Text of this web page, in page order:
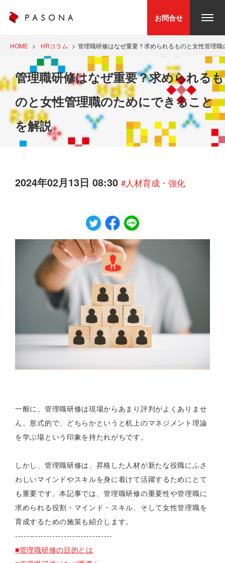
お問合せ
HOME HRコラム 管理職研修はなぜ重要？求められるものと女性管理
管理職研修はなぜ重要？求められるも
のと女性管理職のためにできること
を解説
2024年02月13日 08:30 #人材育成・強化
一般に、管理職研修は現場からあまり評判がよくありませ
ん。形式的で、どちらかというと机上のマネジメント理論
を学ぶ場という印象を持たれがちです。
しかし、管理職研修は、昇格した人材が新たな役職にふさ
わしいマインドやスキルを身に着けて活躍するためにとて
も重要です。本記事では、管理職研修の重要性や管理職に
求められる役割・マインド・スキル、そして女性管理職を
育成するための施策も紹介します。
----------------------------------
■管理職研修の目的とは